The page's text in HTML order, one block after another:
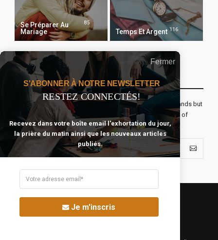
Se Préparer Au
Mariage
85
Temps Et Argent 116
Recevoir Notre Newsletter Chaque Matin
The real voyage of discovery consists not in seeking new lands but
seeing with new eyes. All journeys have secret destinations of
which the traveler is unaware.
Fermer
S'ABONNER À NOTRE NEWSLETTER
RESTEZ CONNECTÉS!
Recevez dans votre boîte email l'exhortation du jour,
la prière du matin ainsi que les nouveaux articles
publiés.
Je m'inscris